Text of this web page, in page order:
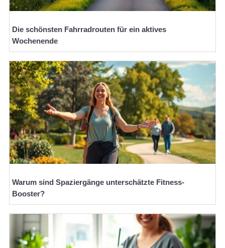
Die schönsten Fahrradrouten für ein aktives
Wochenende
Warum sind Spaziergänge unterschätzte Fitness-
Booster?